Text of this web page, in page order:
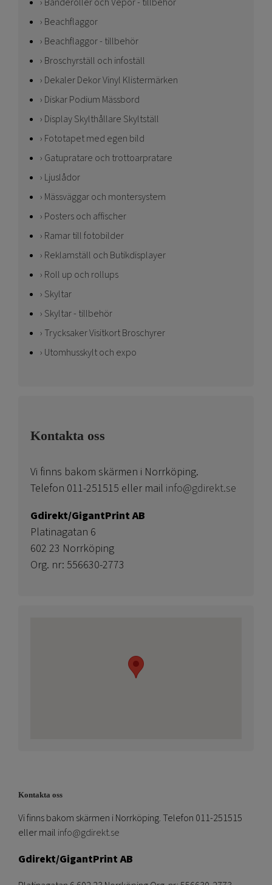
Beachflaggor
Beachflaggor - tillbehör
Broschyrställ och infoställ
Dekaler Dekor Vinyl Klistermärken
Diskar Podium Mässbord
Display Skylthållare Skyltställ
Fototapet med egen bild
Gatupratare och trottoarpratare
Ljuslådor
Mässväggar och montersystem
Posters och affischer
Ramar till fotobilder
Reklamställ och Butikdisplayer
Roll up och rollups
Skyltar
Skyltar - tillbehör
Trycksaker Visitkort Broschyrer
Utomhusskylt och expo
Kontakta oss
Vi finns bakom skärmen i Norrköping.
Telefon 011-251515 eller mail info@gdirekt.se
Gdirekt/GigantPrint AB
Platinagatan 6
602 23 Norrköping
Org. nr: 556630-2773
Kontakta oss
Vi finns bakom skärmen i Norrköping. Telefon 011-251515
eller mail info@gdirekt.se
Gdirekt/GigantPrint AB